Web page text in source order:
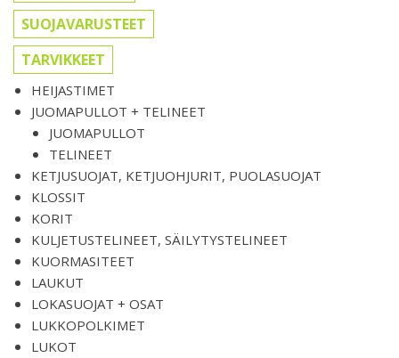
SUOJAVARUSTEET
TARVIKKEET
HEIJASTIMET
JUOMAPULLOT + TELINEET
JUOMAPULLOT
TELINEET
KETJUSUOJAT, KETJUOHJURIT, PUOLASUOJAT
KLOSSIT
KORIT
KULJETUSTELINEET, SÄILYTYSTELINEET
KUORMASITEET
LAUKUT
LOKASUOJAT + OSAT
LUKKOPOLKIMET
LUKOT